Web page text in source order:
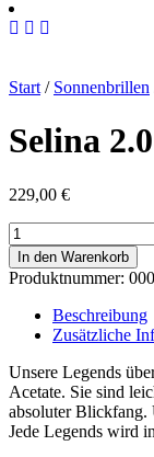
Start / Sonnenbrillen
Selina
229,00 €
Selina
2.0
Sun
-
champagner
Menge
In den Warenkorb
Produktnummer:
Beschreibung
Zusätzliche
Unsere Legends
Acetate. Sie sind
absoluter Blickfang.
Jede Legends wird